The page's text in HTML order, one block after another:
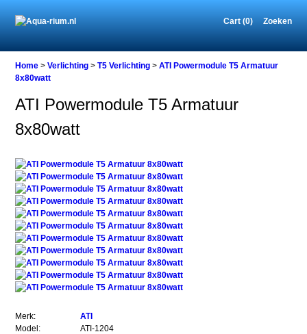
Cart (0) Zoeken
Home
Verlichting
T5
Verlichting
Powermodule
T5
Armatuur
8x80watt
ATI
Powermodule
T5
Home >Verlichting >T5 Verlichting >ATI Powermodule T5 Armatuur
8x80watt
ATI Powermodule T5 Armatuur
8x80watt
Merk:
ATI
Model:
ATI-1204